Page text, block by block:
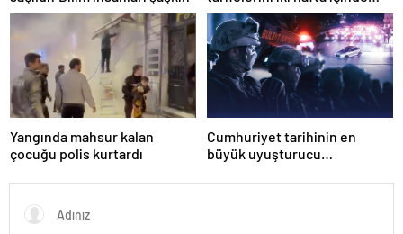
açıklayacağını söyledi
Yangında mahsur kalan
çocuğu polis kurtardı
Cumhuriyet tarihinin en
büyük uyuşturucu
tutuklandı